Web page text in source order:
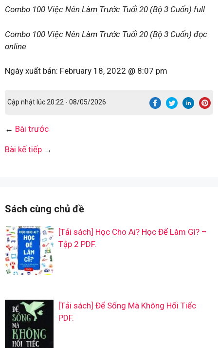
Combo 100 Việc Nên Làm Trước Tuổi 20 (Bộ 3 Cuốn) full
Combo 100 Việc Nên Làm Trước Tuổi 20 (Bộ 3 Cuốn) đọc
online
Ngày xuất bản: February 18, 2022 @ 8:07 pm
Cập nhật lúc 20:22 - 08/05/2026
← Bài trước
Bài kế tiếp →
Sách cùng chủ đề
[Tải sách] Học Cho Ai? Học Để Làm Gì? –
Tập 2 PDF.
[Tải sách] Để Sống Mà Không Hối Tiếc
PDF.